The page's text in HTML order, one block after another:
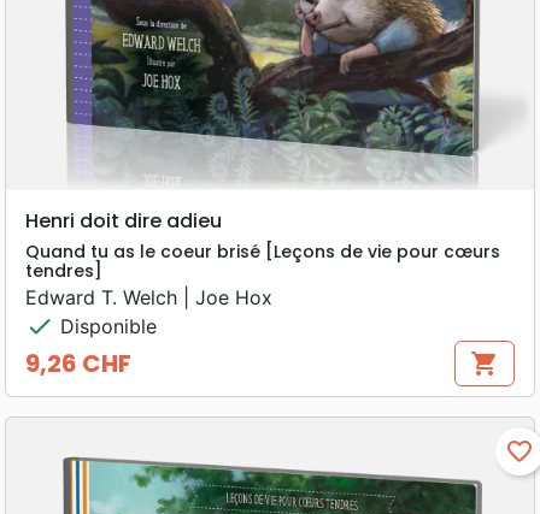
Henri doit dire adieu
Quand tu as le coeur brisé [Leçons de vie pour cœurs
tendres]
Edward T. Welch | Joe Hox
check Disponible
Prix
9,26 CHF shopping_cart
favorite_border